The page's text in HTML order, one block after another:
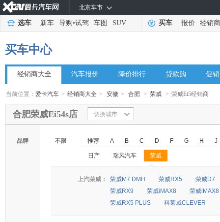
北京车市
选车 新车 导购•试驾 车图 SUV 买车 报价 经销商
买车中心
经销商大全 汽车报价 降价排行 贷款购 促
当前位置：爱卡汽车 > 经销商大全 > 安徽 > 合肥 > 荣威 > 荣威Ei5经销商
合肥荣威Ei54s店 切换城市
品牌 不限 推荐 A B C D F G H J
日产 瑞风汽车 荣威
◆
◆
上汽荣威： 荣威M7 DMH 荣威RX5
荣威D7
荣威RX9
荣威iMAX8
荣威
荣威RX5 PLUS
科莱威CLEVER